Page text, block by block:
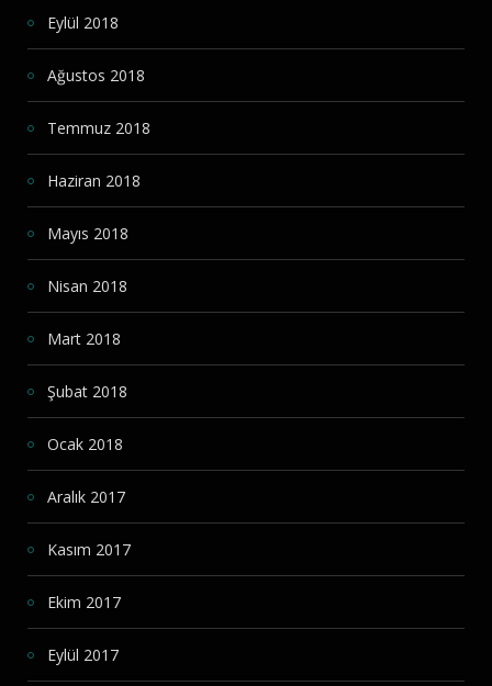
Eylül 2018
Ağustos 2018
Temmuz 2018
Haziran 2018
Mayıs 2018
Nisan 2018
Mart 2018
Şubat 2018
Ocak 2018
Aralık 2017
Kasım 2017
Ekim 2017
Eylül 2017